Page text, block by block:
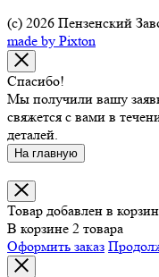
(c) 2026 Пензенский
made by Pixton
Спасибо!
Мы получили вашу
свяжется с вами в
деталей.
На главную
Товар добавлен в
В корзине 2 товара
Оформить заказ